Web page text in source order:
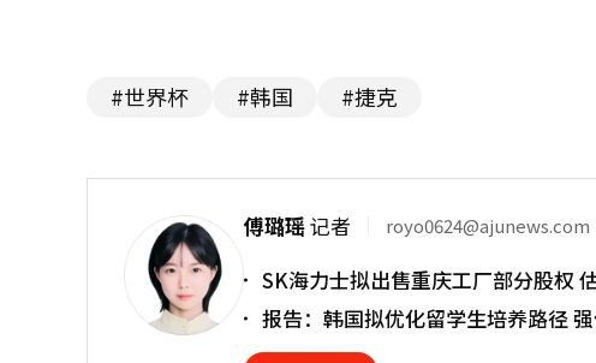
#世界杯 #韩国 #捷克
傅璐瑶记者 royo0624@ajunews.com
SK海力士拟出售重庆工厂部分股权
报告：韩国拟优化留学生培养路径